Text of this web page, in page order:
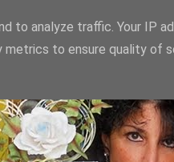
to analyze traffic. Your IP
to ensure quality of